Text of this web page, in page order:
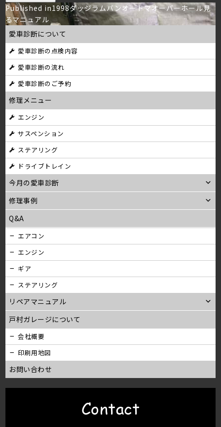
投
稿
ナ
ビ
ゲ
ー
シ
ョ
ン
Published in1998ダッジラムバンオートマオーバーホール見
るマニュアル
愛車診断について
愛車診断の点検内容
愛車診断の流れ
愛車診断のご予約
修理メニュー
エンジン
サスペンション
ステアリング
ドライブトレイン
今月の愛車診断
修理事例
Q&A
エアコン
エンジン
ギア
ステアリング
リペアマニュアル
戸村ガレージについて
会社概要
印刷用地図
お問い合わせ
Contact